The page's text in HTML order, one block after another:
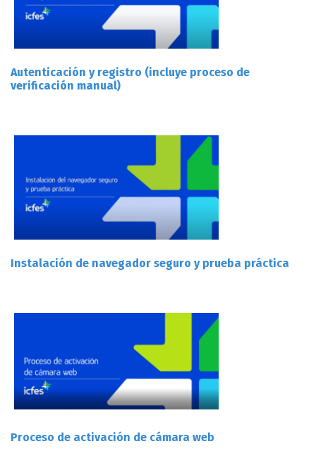
Autenticación y registro (incluye proceso de
verificación manual)
Instalación de navegador seguro y prueba práctica
Proceso de activación de cámara web